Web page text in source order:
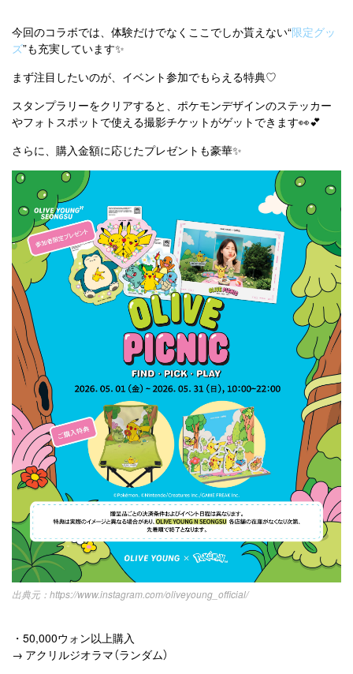
今回のコラボでは、体験だけでなくここでしか貰えない“限定グッ
ズ”も充実しています✨
まず注目したいのが、イベント参加でもらえる特典♡
スタンプラリーをクリアすると、ポケモンデザインのステッカー
やフォトスポットで使える撮影チケットがゲットできます👀💕
さらに、購入金額に応じたプレゼントも豪華✨
https://www.instagram.com/oliveyoung_official/
・50,000ウォン以上購入
→ アクリルジオラマ（ランダム）